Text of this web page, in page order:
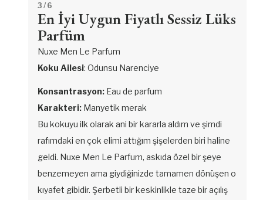
3 / 6
En İyi Uygun Fiyatlı Sessiz Lüks
Parfüm
Nuxe Men Le Parfum
Koku Ailesi: Odunsu Narenciye
Konsantrasyon: Eau de parfum
Karakteri: Manyetik merak
Bu kokuyu ilk olarak ani bir kararla aldım ve şimdi
rafımdaki en çok elimi attığım şişelerden biri haline
geldi. Nuxe Men Le Parfum, askıda özel bir şeye
benzemeyen ama giydiğinizde tamamen dönüşen o
kıyafet gibidir. Şerbetli bir keskinlikle taze bir açılış